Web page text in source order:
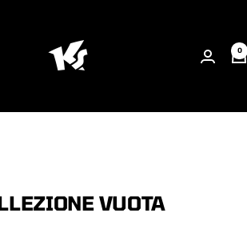
Suisse
0
VUOTA